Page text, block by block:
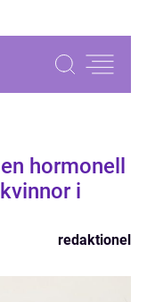
hormonell
i
redaktionel